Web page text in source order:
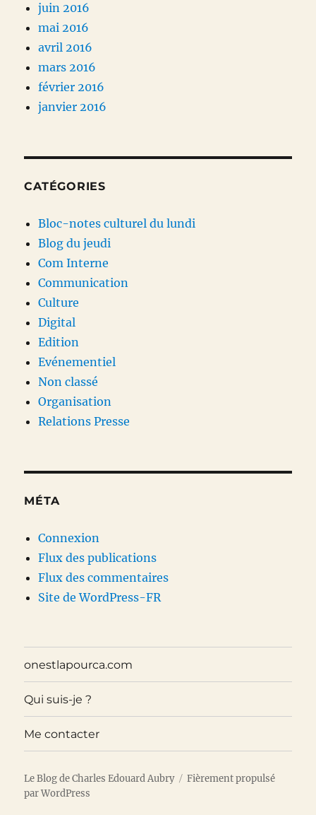
juin 2016
mai 2016
avril 2016
mars 2016
février 2016
janvier 2016
CATÉGORIES
Bloc-notes culturel du lundi
Blog du jeudi
Com Interne
Communication
Culture
Digital
Edition
Evénementiel
Non classé
Organisation
Relations Presse
MÉTA
Connexion
Flux des publications
Flux des commentaires
Site de WordPress-FR
onestlapourca.com
Qui suis-je ?
Me contacter
Le Blog de Charles Edouard Aubry
Fièrement propulsé
par WordPress